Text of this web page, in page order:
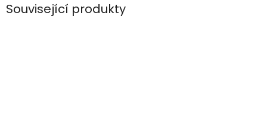
Související produkty